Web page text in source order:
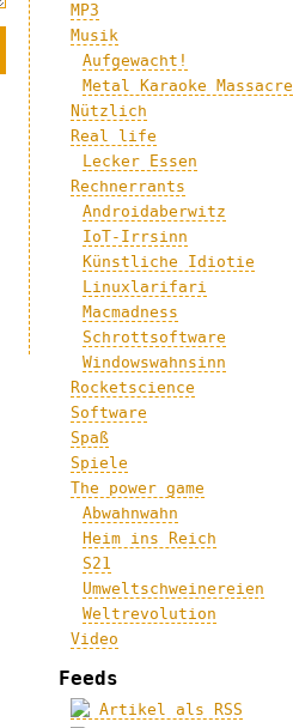
MP3
Musik
Aufgewacht!
Metal Karaoke Massacre
Nützlich
Real life
Lecker Essen
Rechnerrants
Androidaberwitz
IoT-Irrsinn
Künstliche Idiotie
Linuxlarifari
Macmadness
Schrottsoftware
Windowswahnsinn
Rocketscience
Software
Spaß
Spiele
The power game
Abwahnwahn
Heim ins Reich
S21
Umweltschweinereien
Weltrevolution
Video
Feeds
Artikel als RSS